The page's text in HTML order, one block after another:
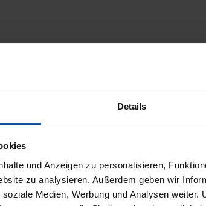
Details
und Anzeigen zu personalisieren,
zu analysieren. Außerdem geben wir
Medien, Werbung und Analysen weiter.
Trusted Shops